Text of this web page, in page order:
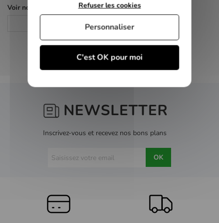
Voir nos autres pages :
NEWSLETTER
Inscrivez-vous et recevez nos bons plans
OK
C'est OK pour moi
Refuser les cookies
Personnaliser